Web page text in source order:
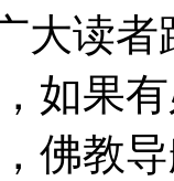
大读
如果
佛教